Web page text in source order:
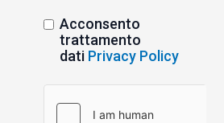
Acconsento
trattamento
dati Privacy Policy